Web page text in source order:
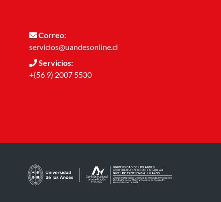
Correo:
servicios@uandesonline.cl
Servicios:
+(56 9) 2007 5530